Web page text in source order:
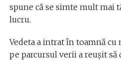
spune că se simte mult mai
lucru.
Vedeta a intrat în toamnă cu
pe parcursul verii a reușit să